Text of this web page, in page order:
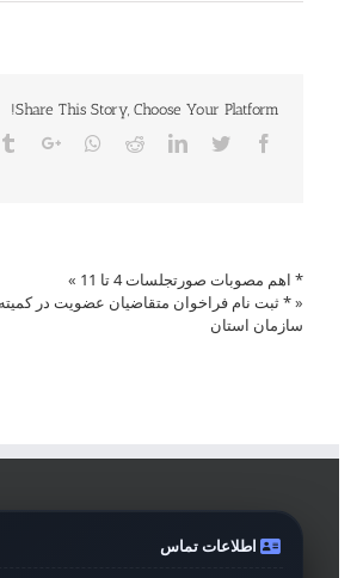
content
Share This Story, Choose Your Platform!
Facebook
Twitter
LinkedIn
Reddit
Whatsapp
* اهم مصوبات صورتجلسات 4 تا 11
»
«* ثبت نام فراخوان متقاضیان عضویت در
سازمان استان
اطلاعات تماس